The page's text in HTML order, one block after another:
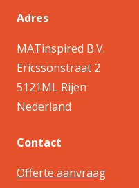
Adres
MATinspired B.V.
Ericssonstraat 2
5121ML Rijen
Nederland
Contact
Offerte aanvraag